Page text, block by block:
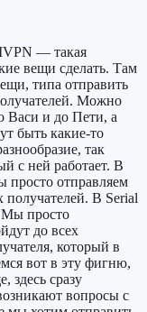
— такая
вещи сделать. Там
типа отправить
Можно
Васи и до Пети, а
быть какие-то
так
с ней работает. В
просто отправляем
получателей. В Serial
Мы просто
до всех
который в
вот в эту фигню,
здесь сразу
вопросы с